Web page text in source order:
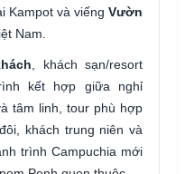
Kampot và viếng Vườn
Nam.
, khách sạn/resort
kết hợp giữa nghỉ
tâm linh, tour phù hợp
khách trung niên và
trình Campuchia mới